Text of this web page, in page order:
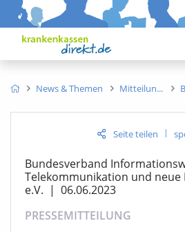
News & Themen Mitteilun
Seite teilen |
Bundesverband
Telekommunikation und neue
e.V. | 06.06.2023
PRESSEMITTEILUNG